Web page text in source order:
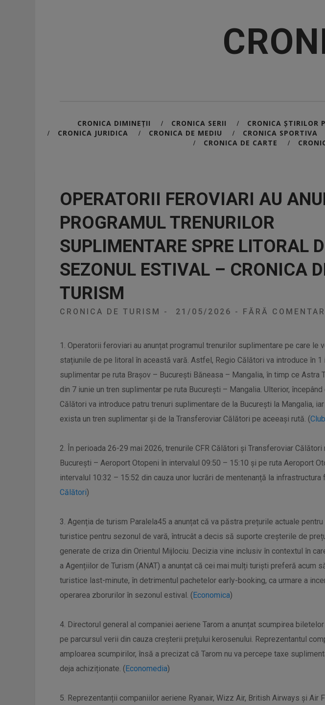
CRONICA DIMINEȚII / CRONICA SERII / CRONICA ȘTIRILOR
/ CRONICA JURIDICA / CRONICA DE MEDIU / CRONICA SPORTIVA
/ CRONICA DE CARTE /
OPERATORII FEROVIARI AU
PROGRAMUL TRENURILOR
SUPLIMENTARE SPRE LITORAL
SEZONUL ESTIVAL – CRONICA
TURISM
CRONICA DE TURISM - 21/05/2026 - FĂRĂ
1. Operatorii feroviari au anunțat programul trenurilor suplimentare pe care le
stațiunile de pe litoral în această vară. Astfel, Regio Călători va introduce în 1
suplimentar pe ruta Brașov – București Băneasa – Mangalia, în timp ce Astra
din 7 iunie un tren suplimentar pe ruta București – Mangalia. Ulterior, începând
Călători va introduce patru trenuri suplimentare de la București la Mangalia,
exista un tren suplimentar și de la Transferoviar Călători pe aceeași rută. (
2. În perioada 26-29 mai 2026, trenurile CFR Călători și Transferoviar Călători
București – Aeroport Otopeni în intervalul 09:50 – 15:10 și pe ruta Aeroport
intervalul 10:32 – 15:52 din cauza unor lucrări de mentenanță la infrastructura
Călători)
3. Agenția de turism Paralela45 a anunțat că va păstra prețurile actuale
turistice pentru sezonul de vară, întrucât a decis să suporte creșterile de
generate de criza din Orientul Mijlociu. Decizia vine inclusiv în contextul în
a Agențiilor de Turism (ANAT) a anunțat că cei mai mulți turiști preferă acum
turistice last-minute, în detrimentul pachetelor early-booking, ca urmare a
operarea zborurilor în sezonul estival. (Economica)
4. Directorul general al companiei aeriene Tarom a anunțat scumpirea
pe parcursul verii din cauza creșterii prețului kerosenului. Reprezentantul
amploarea scumpirilor, însă a precizat că Tarom nu va percepe taxe
deja achiziționate. (Economedia)
5. Reprezentanții companiilor aeriene Ryanair, Wizz Air, British Airways și Air